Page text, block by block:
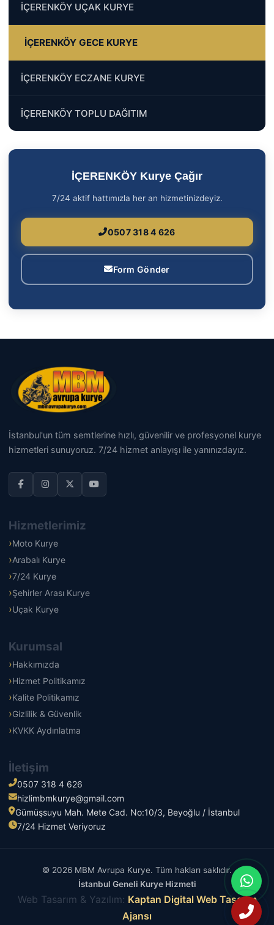
İÇERENKÖY UÇAK KURYE
İÇERENKÖY GECE KURYE
İÇERENKÖY ECZANE KURYE
İÇERENKÖY TOPLU DAĞITIM
İÇERENKÖY Kurye Çağır
7/24 aktif hattımızla her an hizmetinizdeyiz.
0507 318 4 626
Form Gönder
İstanbul'un tüm semtlerine hızlı, güvenilir ve profesyonel kurye
hizmetleri sunuyoruz. 7/24 hizmet anlayışı ile yanınızdayız.
Hizmetlerimiz
Moto Kurye
Arabalı Kurye
7/24 Kurye
Şehirler Arası Kurye
Uçak Kurye
Kurumsal
Hakkımızda
Hizmet Politikamız
Kalite Politikamız
Gizlilik & Güvenlik
KVKK Aydınlatma
İletişim
0507 318 4 626
hizlimbmkurye@gmail.com
Gümüşsuyu Mah. Mete Cad. No:10/3, Beyoğlu / İstanbul
7/24 Hizmet Veriyoruz
© 2026 MBM Avrupa Kurye. Tüm hakları saklıdır.
İstanbul Geneli Kurye Hizmeti
Web Tasarım & Yazılım: Kaptan Digital Web Tasarım
Ajansı